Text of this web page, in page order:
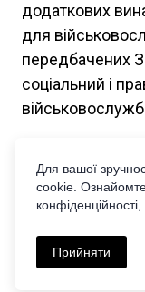
додаткових
для
передбачених
соціальний і
військову
засуджених та
деяких інших
Для вашої
cookie.
Прийняти